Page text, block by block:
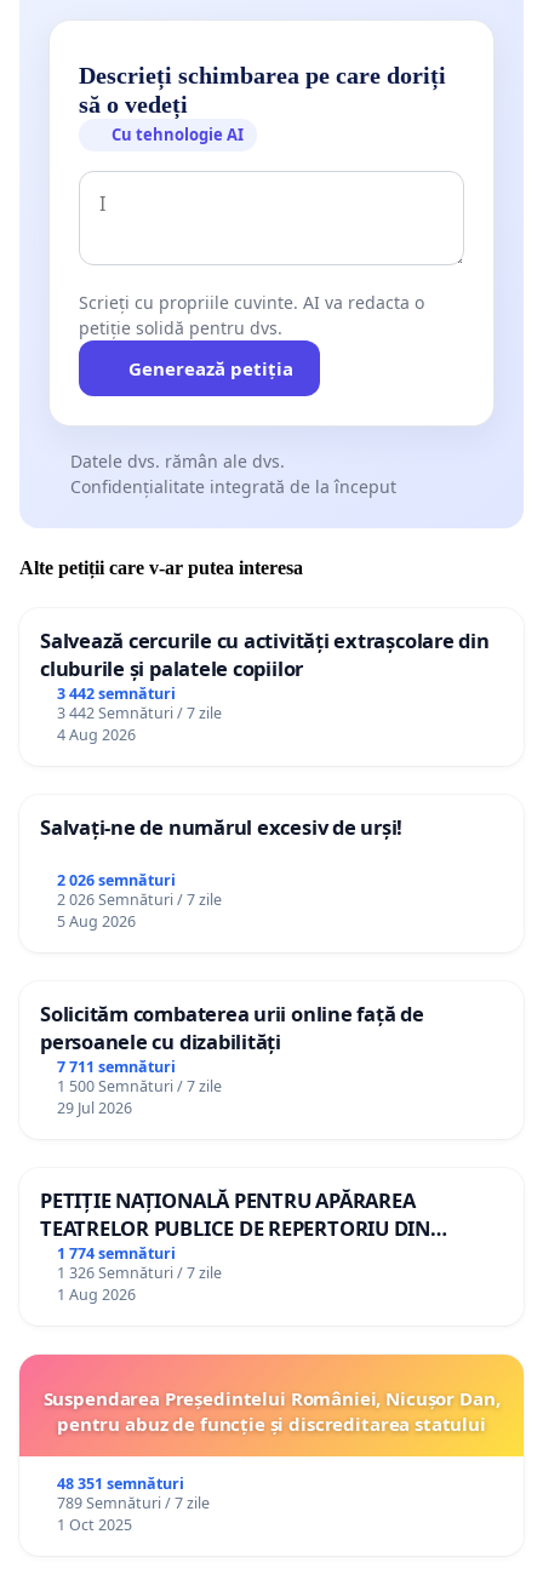
Descrieți schimbarea pe care doriți
să o vedeți
Cu tehnologie AI
Scrieți cu propriile cuvinte. AI va redacta o
petiție solidă pentru dvs.
Generează petiția
Datele dvs. rămân ale dvs.
Confidențialitate integrată de la început
Alte petiții care v-ar putea interesa
Salvează cercurile cu activități extrașcolare din
cluburile și palatele copiilor
3 442 semnături
3 442 Semnături / 7 zile
4 Aug 2026
Salvați-ne de numărul excesiv de urși!
2 026 semnături
2 026 Semnături / 7 zile
5 Aug 2026
Solicităm combaterea urii online față de
persoanele cu dizabilități
7 711 semnături
1 500 Semnături / 7 zile
29 Jul 2026
PETIȚIE NAȚIONALĂ PENTRU APĂRAREA
TEATRELOR PUBLICE DE REPERTORIU DIN
ROMÂNIA
1 774 semnături
1 326 Semnături / 7 zile
1 Aug 2026
Suspendarea Președintelui României, Nicușor Dan,
pentru abuz de funcție și discreditarea statului
48 351 semnături
789 Semnături / 7 zile
1 Oct 2025